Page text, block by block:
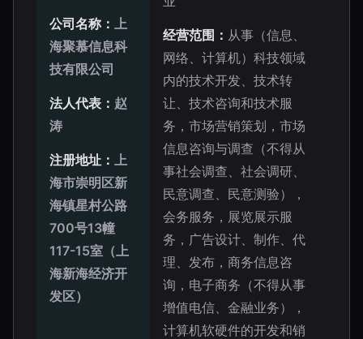
公司名称： 上
海聚慕信息科
技有限公司
法人代表： 赵
涛
注册地址： 上
海市崇明区新
海镇星村公路
700号13幢
117-15室（上
海新海经济开
发区）
经营范围： 从事（信息、
网络、计算机）科技领域
内的技术开发、技术转
让、技术咨询和技术服
务，市场营销策划，市场
信息咨询与调查（不得从
事社会调查、社会调研、
民意调查、民意测验），
会务服务，展览展示服
务，广告设计、制作、代
理、发布，商务信息咨
询，电子商务（不得从事
增值电信、金融业务），
计算机软硬件的开发和销